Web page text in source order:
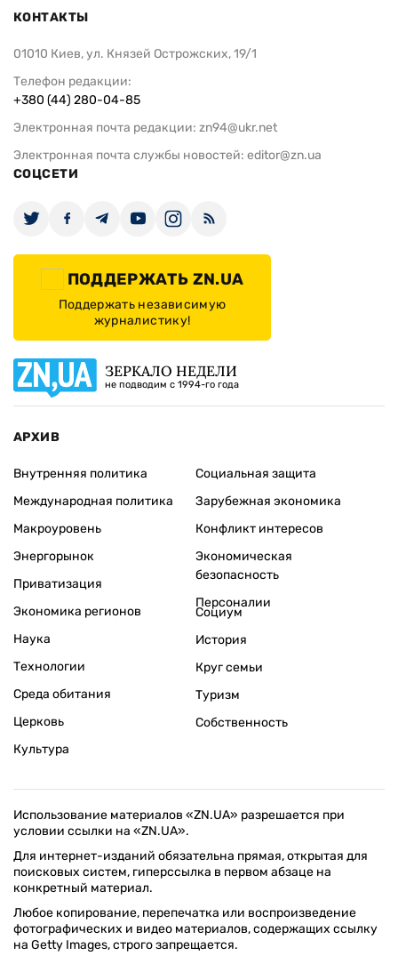
КОНТАКТЫ
01010 Киев, ул. Князей Острожских, 19/1
Телефон редакции:
+380 (44) 280-04-85
Электронная почта редакции: zn94@ukr.net
Электронная почта службы новостей: editor@zn.ua
СОЦСЕТИ
ПОДДЕРЖАТЬ ZN.UA
Поддержать независимую
журналистику!
ЗЕРКАЛО НЕДЕЛИ
не подводим с 1994-го года
АРХИВ
Внутренняя политика
Международная политика
Макроуровень
Энергорынок
Приватизация
Экономика регионов
Социальная защита
Зарубежная экономика
Конфликт интересов
Экономическая
безопасность
Персоналии
Наука
Технологии
Среда обитания
Церковь
Культура
Социум
История
Круг семьи
Туризм
Собственность
Использование материалов «ZN.UA» разрешается при
условии ссылки на «ZN.UA».
Для интернет-изданий обязательна прямая, открытая для
поисковых систем, гиперссылка в первом абзаце на
конкретный материал.
Любое копирование, перепечатка или воспроизведение
фотографических и видео материалов, содержащих ссылку
на Getty Images, строго запрещается.